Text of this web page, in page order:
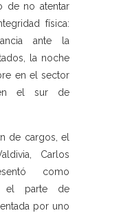
de no atentar
física:
ante la
la noche
en el sector
en el sur de
de cargos, el
Carlos
como
el parte de
por uno